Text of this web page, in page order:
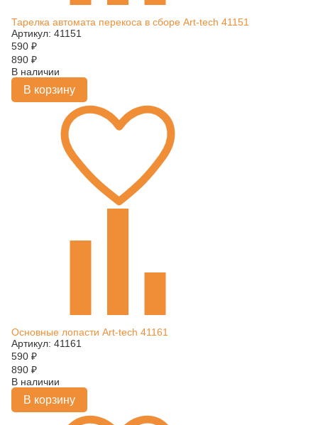
Тарелка автомата перекоса в сборе Art-tech 41151
Артикул: 41151
590 ₽
890 ₽
В наличии
В корзину
Основные лопасти Art-tech 41161
Артикул: 41161
590 ₽
890 ₽
В наличии
В корзину